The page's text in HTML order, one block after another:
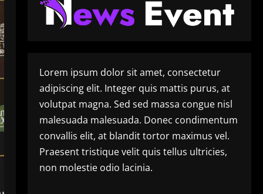
Lorem ipsum dolor sit amet, consectetur
adipiscing elit. Integer quis mattis purus, at
volutpat magna. Sed sed massa congue nisl
malesuada malesuada. Donec condimentum
convallis elit, at blandit tortor maximus vel.
Praesent tristique velit quis tellus ultricies,
non molestie odio lacinia.